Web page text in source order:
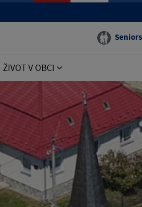
ŽIVOT V OBCI